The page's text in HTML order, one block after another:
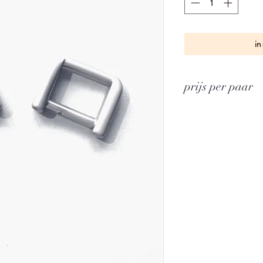
prijs per paar